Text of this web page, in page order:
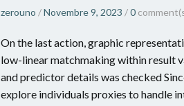
zerouno /Novembre 9, 2023 /0
On the last action, graphic
low-linear matchmaking within result
and predictor details was checked
explore individuals proxies to handle